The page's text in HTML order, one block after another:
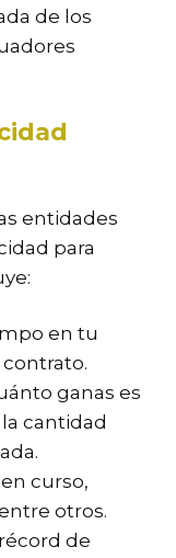
de los
entidades
para
en tu
ganas es
cantidad
curso,
otros.
de